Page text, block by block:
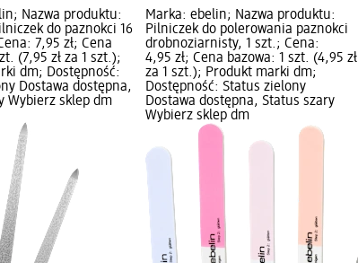
Nazwa produktu:
do paznokci 16
7,95 zł; Cena
(7,95 zł za 1 szt.);
dm; Dostępność:
Dostawa dostępna,
Wybierz sklep dm
Marka: ebelin; Nazwa produktu:
Pilniczek do polerowania paznokci
drobnoziarnisty, 1 szt.; Cena:
4,95 zł; Cena bazowa: 1 szt. (4,95 zł
za 1 szt.); Produkt marki dm;
Dostępność: Status zielony
Dostawa dostępna, Status szary
Wybierz sklep dm